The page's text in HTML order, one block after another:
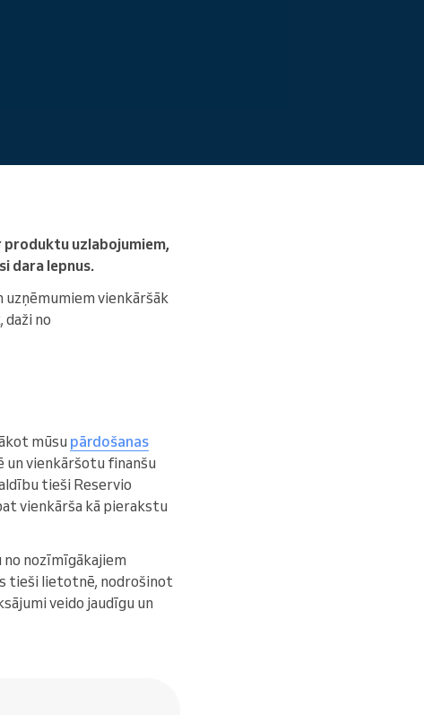
produktu uzlabojumiem,
dara lepnus.
vienkāršāk
no
mūsu pārdošanas
un vienkāršotu finanšu
tieši Reservio
vienkārša kā pierakstu
nozīmīgākajiem
tieši lietotnē, nodrošinot
veido jaudīgu un